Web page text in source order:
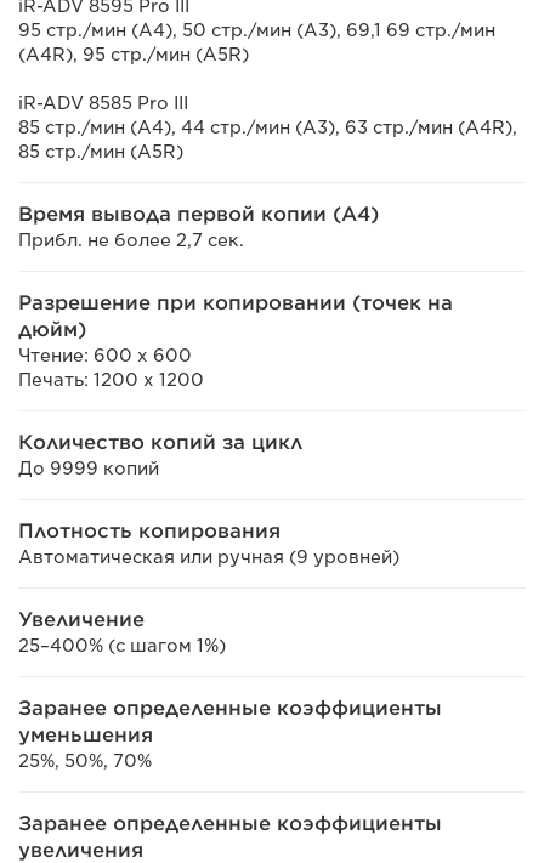
iR-ADV 8595 Pro III
95 стр./мин (A4), 50 стр./мин (A3), 69,1 69 стр./мин
(A4R), 95 стр./мин (A5R)
iR-ADV 8585 Pro III
85 стр./мин (A4), 44 стр./мин (A3), 63 стр./мин (A4R),
85 стр./мин (A5R)
Время вывода первой копии (A4)
Прибл. не более 2,7 сек.
Разрешение при копировании (точек на
дюйм)
Чтение: 600 x 600
Печать: 1200 x 1200
Количество копий за цикл
До 9999 копий
Плотность копирования
Автоматическая или ручная (9 уровней)
Увеличение
25–400% (с шагом 1%)
Заранее определенные коэффициенты
уменьшения
25%, 50%, 70%
Заранее определенные коэффициенты
увеличения